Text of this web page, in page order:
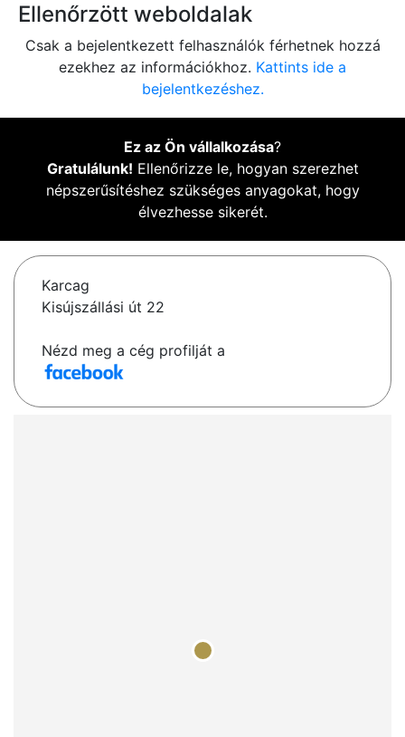
Ellenőrzött weboldalak
Csak a bejelentkezett felhasználók férhetnek hozzá
ezekhez az információkhoz. Kattints ide a
bejelentkezéshez.
Ez az Ön vállalkozása?
Gratulálunk! Ellenőrizze le, hogyan szerezhet
népszerűsítéshez szükséges anyagokat, hogy
élvezhesse sikerét.
Karcag
Kisújszállási út 22
Nézd meg a cég profilját a